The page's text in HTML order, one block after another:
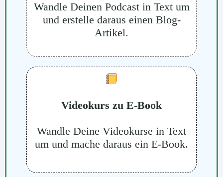
Wandle Deinen Podcast in Text um
und erstelle daraus einen Blog-
Artikel.
Videokurs zu E-Book
Wandle Deine Videokurse in Text
um und mache daraus ein E-Book.